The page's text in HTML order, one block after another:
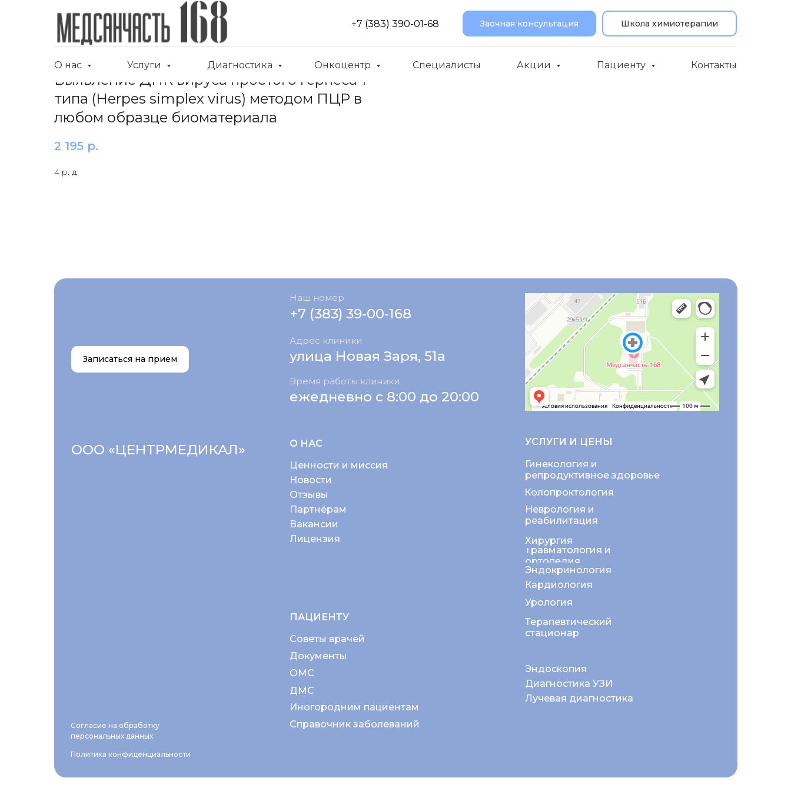
+7 (383) 390-01-68 Заочная консультация Школа химиотерапии
О нас Услуги Диагностика Онкоцентр Специалисты Акции Пациенту Контакты
Выявление ДНК вируса простого герпеса 1
типа (Herpes simplex virus) методом ПЦР в
любом образце биоматериала
2 195 р.
4 р. д.
О НАС
Политика конфиденциальности
Согласие на обработку
персональных данных
Ценности и миссия
Новости
+7 (383) 39-00-168
Отзывы
Партнёрам
Вакансии
Лицензия
Неврология и
реабилитация
Колопроктология
Хирургия
Гинекология и
репродуктивное здоровье
Диагностика УЗИ
Эндоскопия
Травматология и
ортопедия
Эндокринология
Терапевтический
стационар
Кардиология
Урология
Лучевая диагностика
УСЛУГИ И ЦЕНЫ
ПАЦИЕНТУ
Советы врачей
ОМС
Документы
ДМС
Иногородним пациентам
Справочник заболеваний
Наш номер
ежедневно с 8:00 до 20:00
Время работы клиники
Адрес клиники
улица Новая Заря, 51а
ООО «ЦЕНТРМЕДИКАЛ»
Записаться на прием